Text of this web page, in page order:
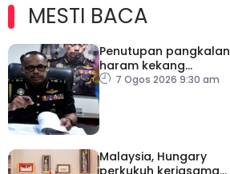
MESTI BACA
Penutupan pangkalan
haram kekang
penyeludupan di
7 Ogos 2026 9:30 am
Malaysia, Hungary
perkukuh kerjasama